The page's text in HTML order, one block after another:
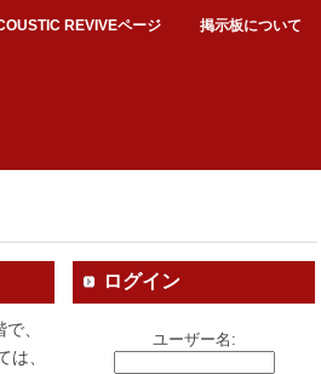
REVIVEページ 掲示板について
、
、
ログイン
ユーザー名: